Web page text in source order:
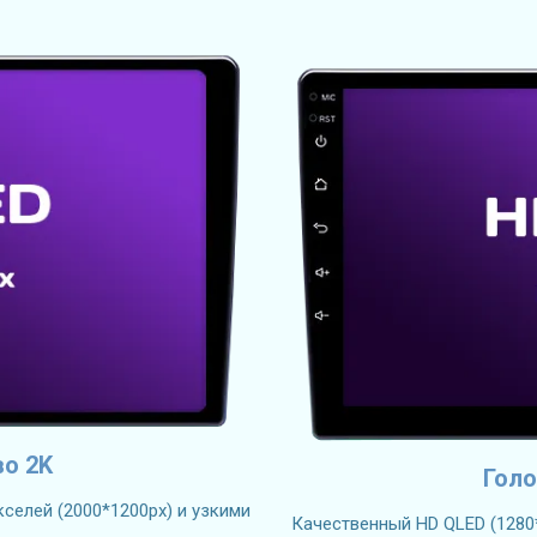
2K
(2000*1200px) и узкими
Качественный HD QLED